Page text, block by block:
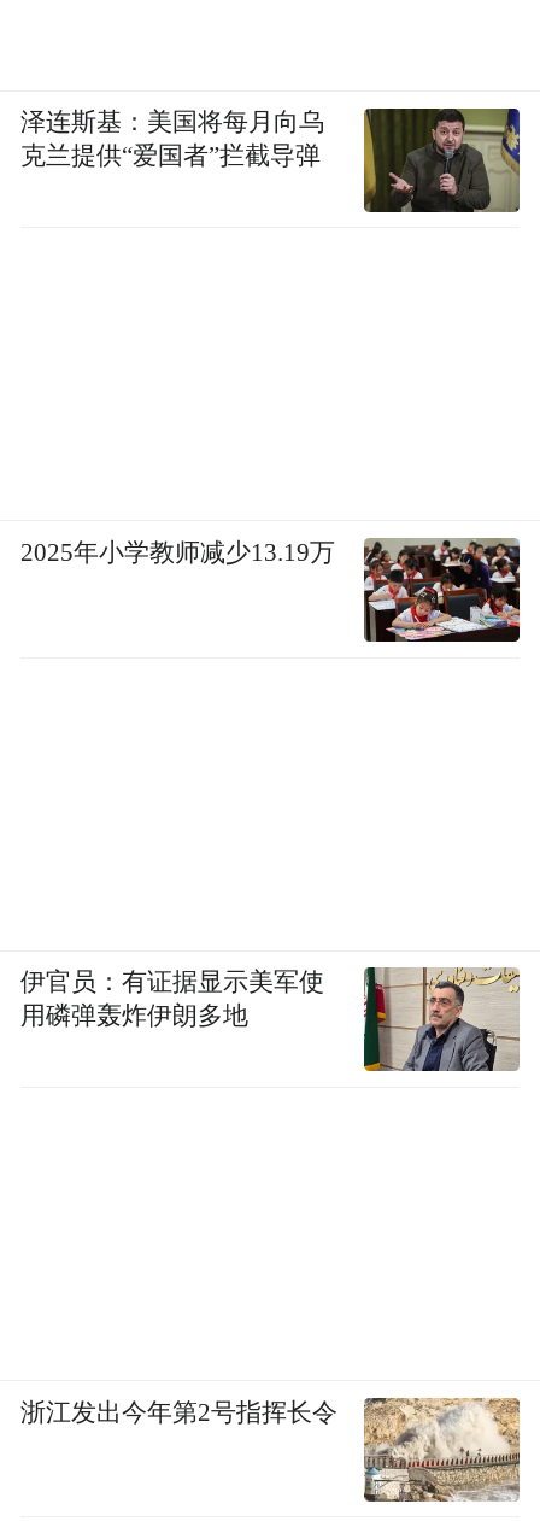
泽连斯基：美国将每月向乌
克兰提供“爱国者”拦截导弹
2025年小学教师减少13.19万
伊官员：有证据显示美军使
用磷弹轰炸伊朗多地
浙江发出今年第2号指挥长令